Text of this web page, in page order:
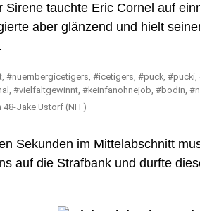
Sirene tauchte Eric Cornel auf
aber glänzend und hielt
48-Jake Ustorf (NIT)
Sekunden im Mittelabschnitt
auf die Strafbank und durfte